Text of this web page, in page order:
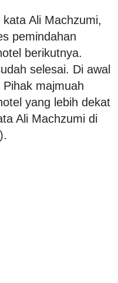
Ali Machzumi,
pemindahan
berikutnya.
selesai. Di awal
majmuah
yang lebih dekat
Ali Machzumi di